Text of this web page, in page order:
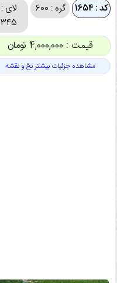
کد : 1654 گره : 600
لای :
345
قیمت : 4,000,000 تومان
مشاهده جزئیات بیشتر نخ و نقشه